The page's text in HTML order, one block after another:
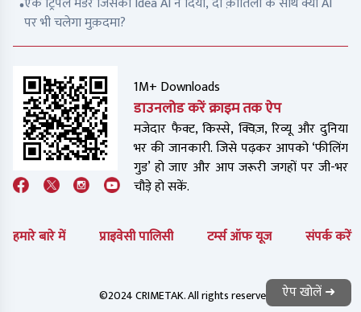
पर भी चलेगा मुक़दमा?
1M+ Downloads
डाउनलोड करें क्राइम तक ऐप
मजेदार फैक्ट, किस्से, क्विज़, रिव्यू और दुनिया
भर की जानकारी. जिसे पढ़कर आपको ‘फीलिंग
गुड’ हो जाए और आप जरूरी जगहों पर जी-भर
चौड़े हो सकें.
हमारे बारे में प्राइवेसी पालिसी टर्म्स ऑफ यूज संपर्क करें
©2024 CRIMETAK. All rights reserved. ऐप खोलें ➜